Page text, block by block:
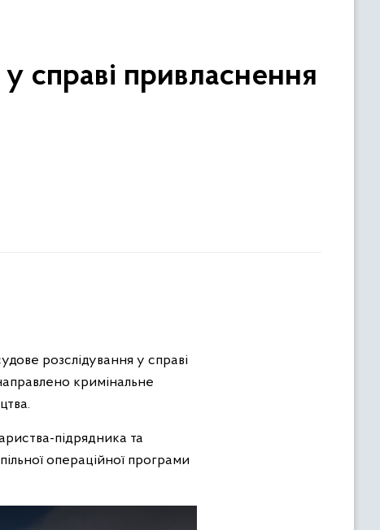
справі привласнення
розслідування у справі
кримінальне
підрядника та
операційної програми